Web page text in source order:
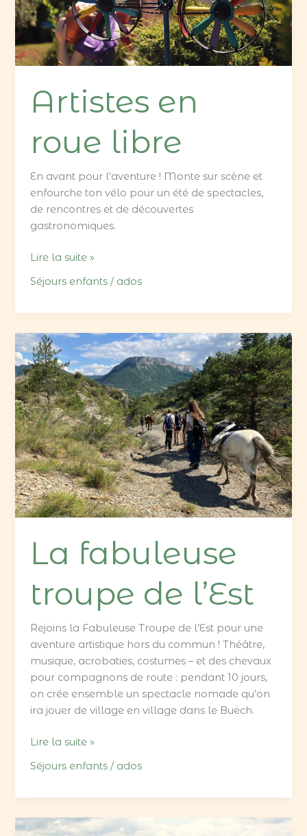
Artistes en
roue libre
En avant pour l’aventure ! Monte sur scène et
enfourche ton vélo pour un été de spectacles,
de rencontres et de découvertes
gastronomiques.
Lire la suite »
Séjours enfants / ados
La fabuleuse
troupe de l’Est
Rejoins la Fabuleuse Troupe de l’Est pour une
aventure artistique hors du commun ! Théâtre,
musique, acrobaties, costumes – et des chevaux
pour compagnons de route : pendant 10 jours,
on crée ensemble un spectacle nomade qu’on
ira jouer de village en village dans le Buëch.
La
fabuleuse
troupe
de
l’Est
Lire la suite »
Séjours enfants / ados
Vagabond’ânes